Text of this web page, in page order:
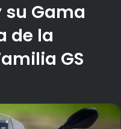
su Gama
de la
GS